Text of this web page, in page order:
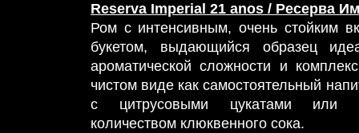
Reserva Imperial 21 anos / Ресерва
Ром с интенсивным, очень стойким
букетом, выдающийся образец
ароматической сложности и
чистом виде как самостоятельный
с цитрусовыми цукатами или
количеством клюквенного сока.